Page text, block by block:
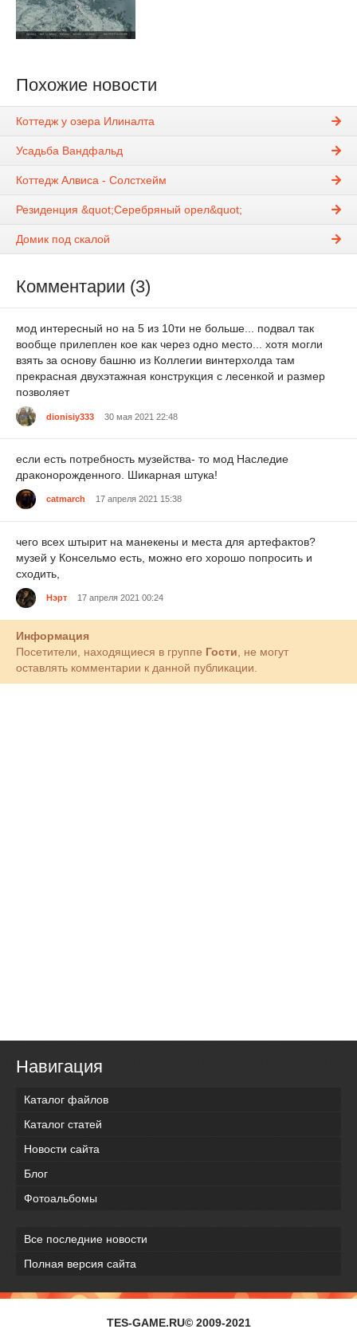
Похожие новости
Коттедж у озера Илиналта
Усадьба Вандфальд
Коттедж Алвиса - Солстхейм
Резиденция &quot;Серебряный орел&quot;
Домик под скалой
Комментарии (3)
мод интересный но на 5 из 10ти не больше... подвал так
вообще прилеплен кое как через одно место... хотя могли
взять за основу башню из Коллегии винтерхолда там
прекрасная двухэтажная конструкция с лесенкой и размер
позволяет
dionisiy333 30 мая 2021 22:48
если есть потребность музейства- то мод Наследие
драконорожденного. Шикарная штука!
catmarch 17 апреля 2021 15:38
чего всех штырит на манекены и места для артефактов?
музей у Консельмо есть, можно его хорошо попросить и
сходить,
Нэрт 17 апреля 2021 00:24
Информация
Посетители, находящиеся в группе Гости , не могут
оставлять комментарии к данной публикации.
Навигация
Каталог файлов
Каталог статей
Новости сайта
Блог
Фотоальбомы
Все последние новости
Полная версия сайта
TES-GAME.RU© 2009-2021